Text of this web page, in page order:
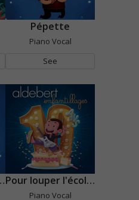
Pépette
Piano Vocal
See
grand Pour louper l'école (10 ans d'Enfantillages !)
Piano Vocal